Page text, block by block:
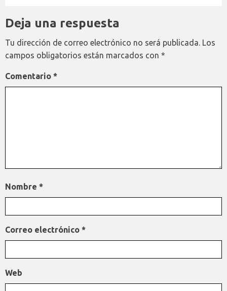
Deja una respuesta
Tu dirección de correo electrónico no será publicada. Los
campos obligatorios están marcados con *
Comentario *
Nombre *
Correo electrónico *
Web